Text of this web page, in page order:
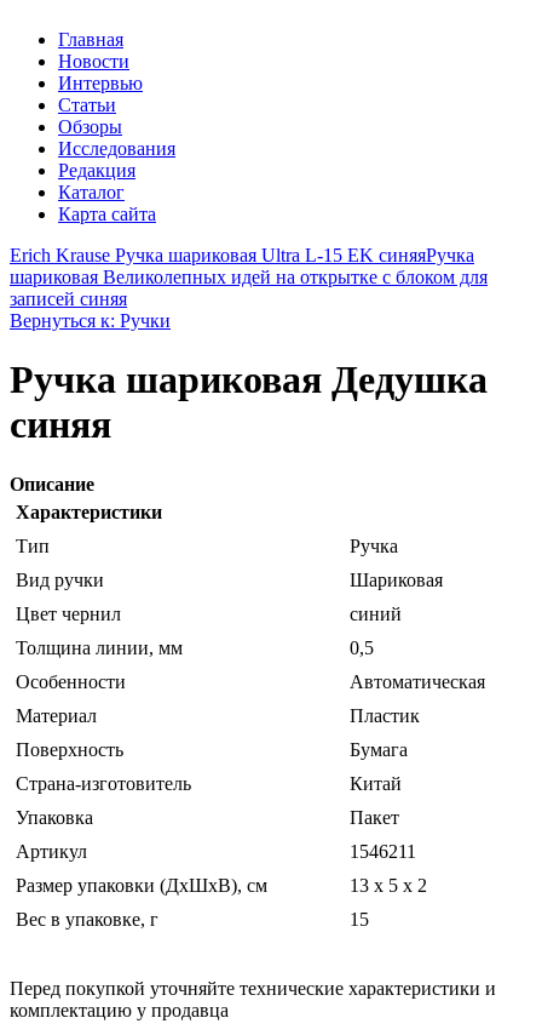
Главная
Новости
Интервью
Статьи
Обзоры
Исследования
Редакция
Каталог
Карта сайта
Erich Krause Ручка шариковая Ultra L-15 EK синяяРучка
шариковая Великолепных идей на открытке с блоком для
записей синяя
Вернуться к: Ручки
Ручка шариковая Дедушка
синяя
Описание
Характеристики
Тип
Ручка
Вид ручки
Шариковая
Цвет чернил
синий
Толщина линии, мм
0,5
Особенности
Автоматическая
Материал
Пластик
Поверхность
Бумага
Страна-изготовитель
Китай
Упаковка
Пакет
Артикул
1546211
Размер упаковки (ДхШхВ), см
13 x 5 x 2
Вес в упаковке, г
15
Перед покупкой уточняйте технические характеристики и
комплектацию у продавца